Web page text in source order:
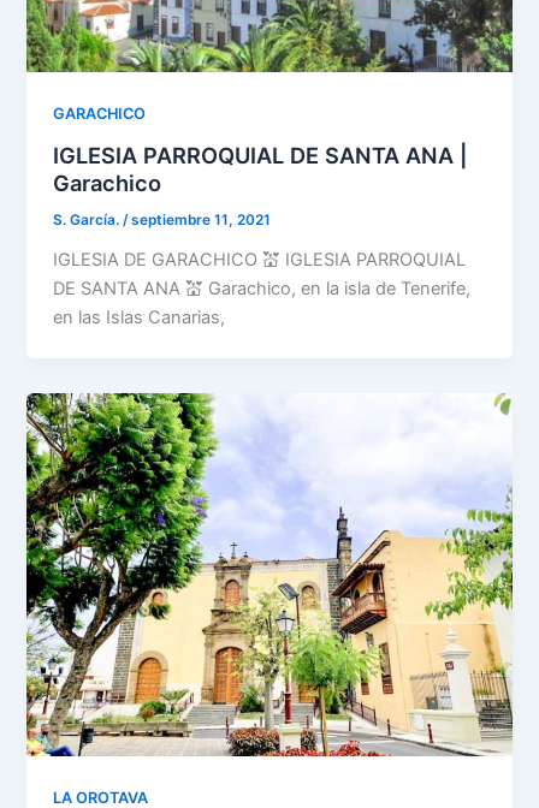
GARACHICO
IGLESIA PARROQUIAL DE SANTA ANA |
Garachico
S. García. /septiembre 11, 2021
IGLESIA DE GARACHICO 💒 IGLESIA PARROQUIAL
DE SANTA ANA 💒 Garachico, en la isla de Tenerife,
en las Islas Canarias,
LA OROTAVA